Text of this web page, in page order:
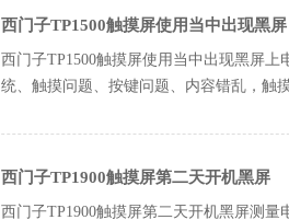
西门子TP1500触摸屏使用当中出现黑屏
西门子TP1500触摸屏使用当中出现黑屏
统、触摸问题、按键问题、内容错乱，触
西门子TP1900触摸屏第二天开机黑屏
西门子TP1900触摸屏第二天开机黑屏测